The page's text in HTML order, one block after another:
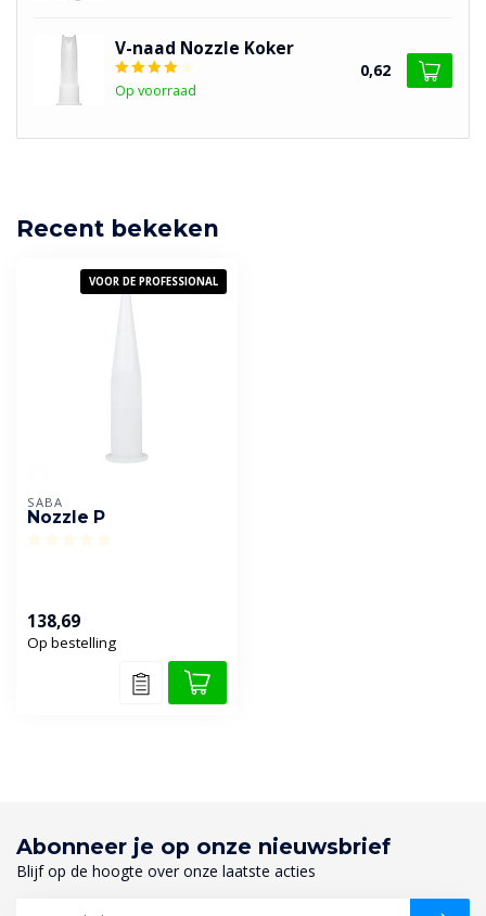
V-naad Nozzle Koker
Op voorraad
0,62
Recent bekeken
VOOR DE PROFESSIONAL
SABA
Nozzle P
138,69
Op bestelling
Abonneer je op onze nieuwsbrief
Blijf op de hoogte over onze laatste acties